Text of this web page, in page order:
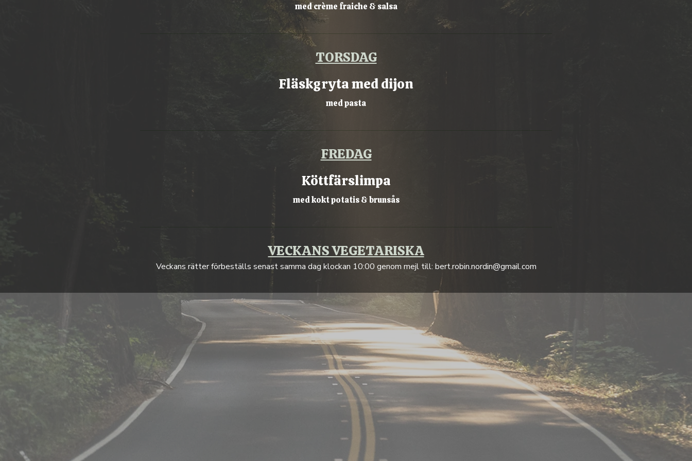
med crème fraiche & salsa
TORSDAG
Fläskgryta med dijon
med pasta
FREDAG
Köttfärslimpa
med kokt potatis & brunsås
VECKANS VEGETARISKA
Veckans rätter förbeställs senast samma dag klockan 10:00 genom mejl till: bert.robin.nordin@gmail.com